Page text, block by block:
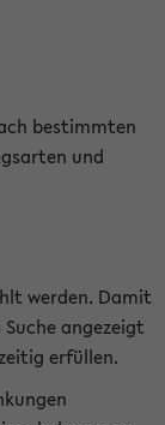
bestimmten
und
werden. Damit
angezeigt
erfüllen.